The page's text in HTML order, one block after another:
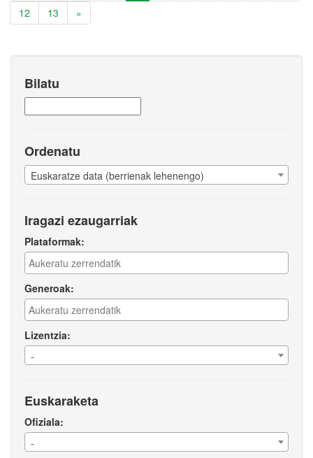
12
13 »
Bilatu
Ordenatu
Euskaratze data (berrienak lehenengo)
Iragazi ezaugarriak
Plataformak:
Generoak:
Lizentzia:
-
Euskaraketa
Ofiziala:
-